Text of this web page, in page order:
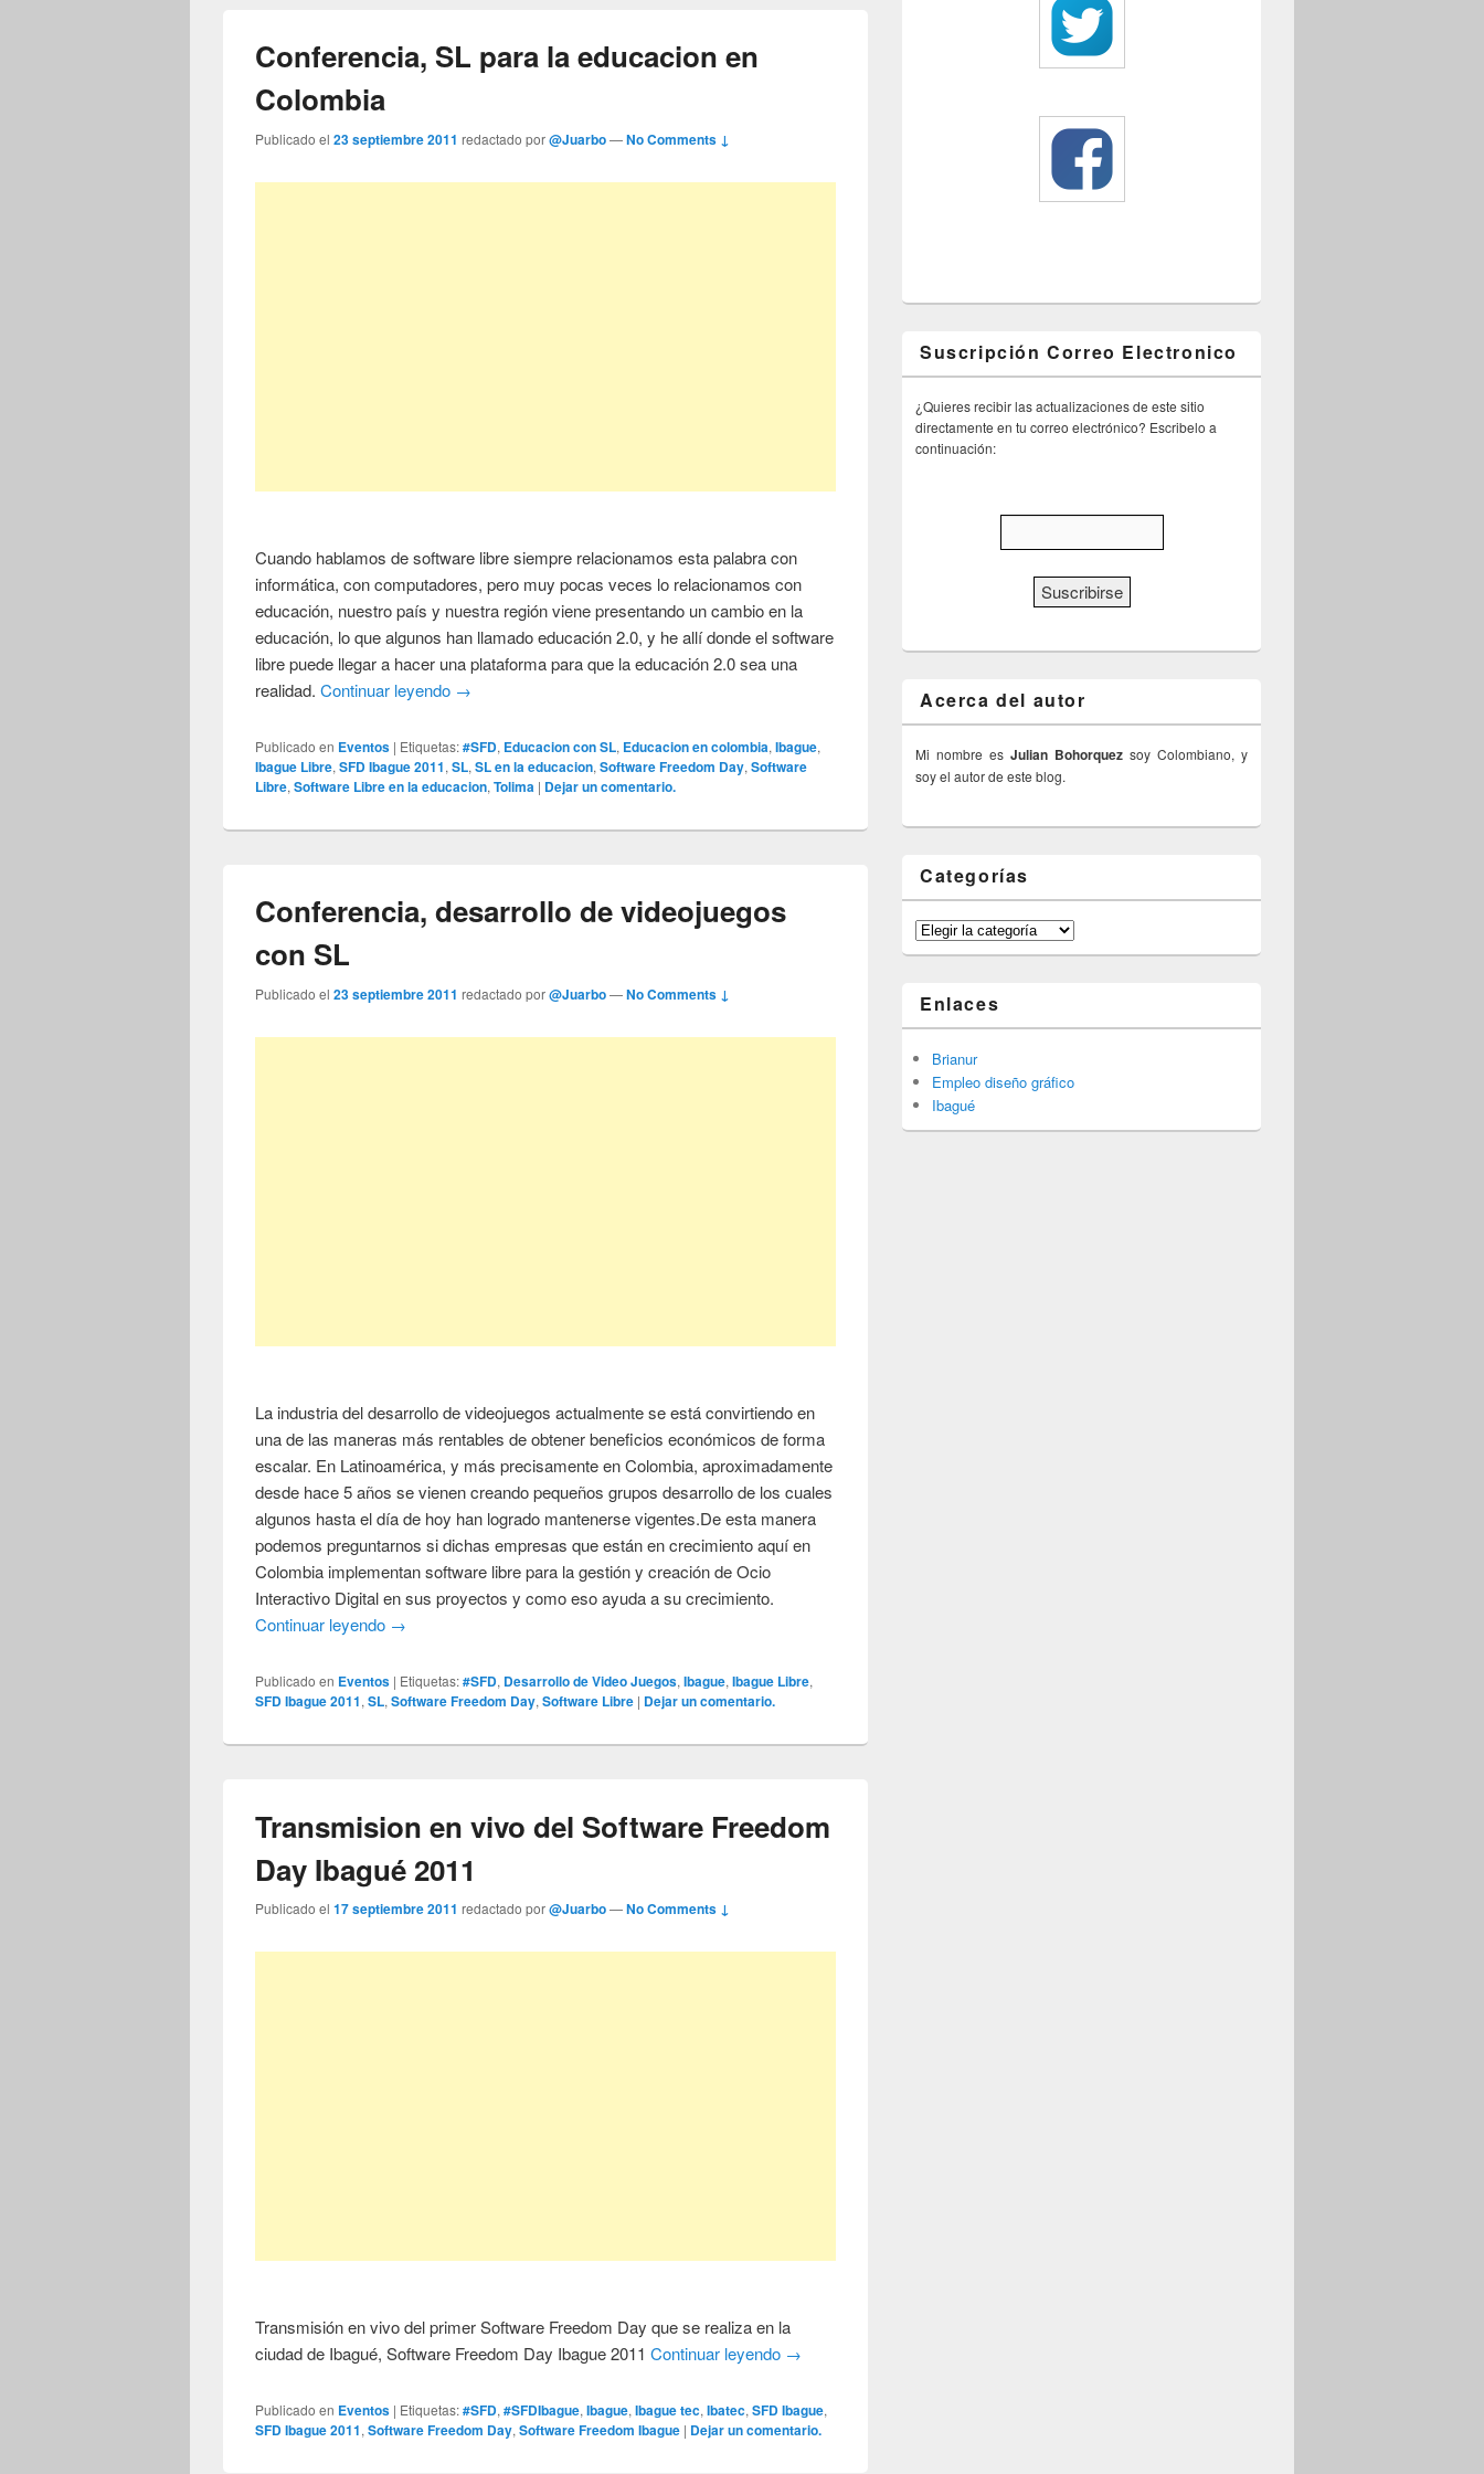
Conferencia, SL para la educacion en
Colombia
Publicado el23 septiembre 2011 redactado por@Juarbo—No Comments ↓
Cuando hablamos de software libre siempre relacionamos esta palabra con
informática, con computadores, pero muy pocas veces lo relacionamos con
educación, nuestro país y nuestra región viene presentando un cambio en la
educación, lo que algunos han llamado educación 2.0, y he allí donde el software
libre puede llegar a hacer una plataforma para que la educación 2.0 sea una
realidad.Continuar leyendo →
Publicado en Eventos | Etiquetas:#SFD, Educacion con SL, Educacion en colombia,Ibague,
Ibague Libre,SFD Ibague 2011,SL,SL en la educacion,Software Freedom Day,Software
Libre,Software Libre en la educacion,Tolima | Dejar un comentario.
Conferencia, desarrollo de videojuegos
con SL
Publicado el23 septiembre 2011 redactado por@Juarbo—No Comments ↓
La industria del desarrollo de videojuegos actualmente se está convirtiendo en
una de las maneras más rentables de obtener beneficios económicos de forma
escalar. En Latinoamérica, y más precisamente en Colombia, aproximadamente
desde hace 5 años se vienen creando pequeños grupos desarrollo de los cuales
algunos hasta el día de hoy han logrado mantenerse vigentes.De esta manera
podemos preguntarnos si dichas empresas que están en crecimiento aquí en
Colombia implementan software libre para la gestión y creación de Ocio
Interactivo Digital en sus proyectos y como eso ayuda a su crecimiento.
Continuar leyendo →
Publicado en Eventos | Etiquetas:#SFD, Desarrollo de Video Juegos,Ibague,Ibague Libre,
SFD Ibague 2011,SL,Software Freedom Day,Software Libre | Dejar un comentario.
Transmision en vivo del Software Freedom
Day Ibagué 2011
Publicado el17 septiembre 2011 redactado por@Juarbo—No Comments ↓
Transmisión en vivo del primer Software Freedom Day que se realiza en la
ciudad de Ibagué, Software Freedom Day Ibague 2011Continuar leyendo →
Publicado en Eventos | Etiquetas:#SFD,#SFDIbague,Ibague,Ibague tec,Ibatec,SFD Ibague,
SFD Ibague 2011,Software Freedom Day,Software Freedom Ibague | Dejar un comentario.
Suscripción Correo Electronico
¿Quieres recibir las actualizaciones de este sitio
directamente en tu correo electrónico? Escribelo a
continuación:
Acerca del autor
Mi nombre es Julian Bohorquez soy Colombiano, y
soy el autor de este blog.
Categorías
Categorías
Enlaces
Brianur
Empleo diseño gráfico
Ibagué